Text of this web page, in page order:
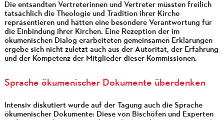
Die entsandten Vertreterinnen und Vertreter müssten freilich
tatsächlich die Theologie und Tradition ihrer Kirche
repräsentieren und hätten eine besondere Verantwortung für
die Einbindung ihrer Kirchen. Eine Rezeption der im
ökumenischen Dialog erarbeiteten gemeinsamen Erklärungen
ergebe sich nicht zuletzt auch aus der Autorität, der Erfahrung
und der Kompetenz der Mitglieder dieser Kommissionen.
Sprache ökumenischer Dokumente überdenken
Intensiv diskutiert wurde auf der Tagung auch die Sprache
ökumenischer Dokumente: Diese von Bischöfen und Experten